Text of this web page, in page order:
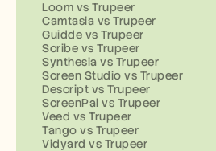
Loom vs Trupeer
Camtasia vs Trupeer
Guidde vs Trupeer
Scribe vs Trupeer
Synthesia vs Trupeer
Screen Studio vs Trupeer
Descript vs Trupeer
ScreenPal vs Trupeer
Veed vs Trupeer
Tango vs Trupeer
Vidyard vs Trupeer